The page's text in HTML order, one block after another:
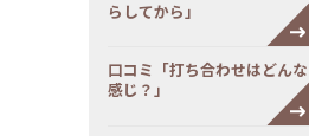
らしてから」
口コミ「打ち合わせはどんな
感じ？」